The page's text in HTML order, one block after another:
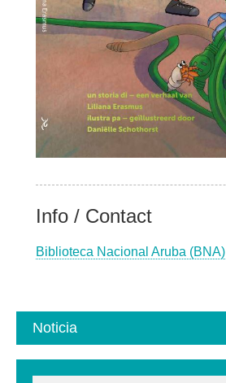
Info / Contact
Biblioteca Nacional Aruba (BNA)
Noticia